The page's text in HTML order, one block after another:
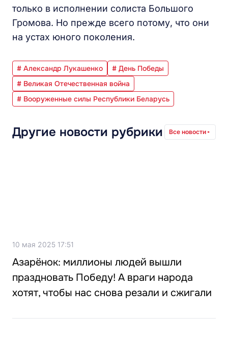
только в исполнении солиста Большого
Громова. Но прежде всего потому, что они
на устах юного поколения.
# Александр Лукашенко
# День Победы
# Великая Отечественная война
# Вооруженные силы Республики Беларусь
Другие новости рубрики Все новости
10 мая 2025 17:51
Азарёнок: миллионы людей вышли
праздновать Победу! А враги народа
хотят, чтобы нас снова резали и сжигали